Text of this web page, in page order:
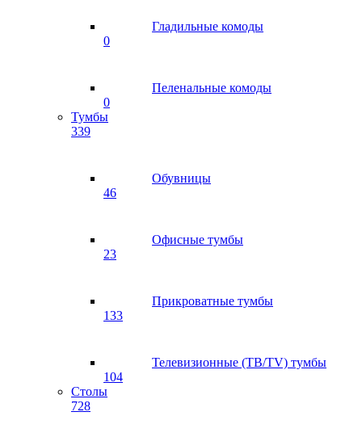
Гладильные комоды
0
Пеленальные комоды
0
Тумбы
339
Обувницы
46
Офисные тумбы
23
Прикроватные тумбы
133
Телевизионные (ТВ/TV) тумбы
104
Столы
728